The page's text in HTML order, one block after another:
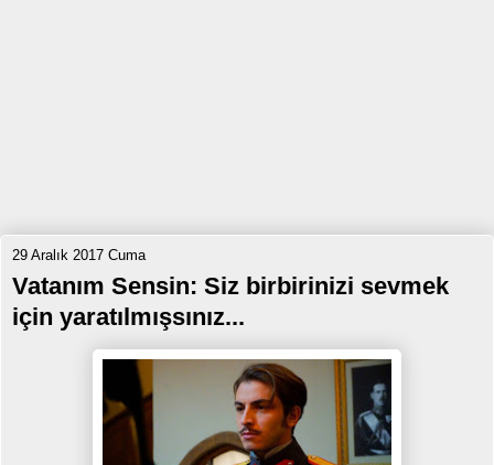
29 Aralık 2017 Cuma
Vatanım Sensin: Siz birbirinizi sevmek
için yaratılmışsınız...